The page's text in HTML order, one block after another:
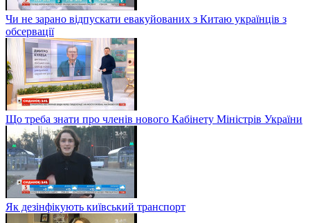
Чи не зарано відпускати евакуйованих з Китаю українців з
обсервації
Що треба знати про членів нового Кабінету Міністрів України
Як дезінфікують київський транспорт